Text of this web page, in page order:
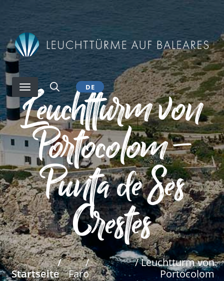
Inhalt
DE
Leuchtturm von
Portocolom –
Punta de Ses
Crestes
/
Startseite
/
Faro
/ Leuchtturm von
Portocolom